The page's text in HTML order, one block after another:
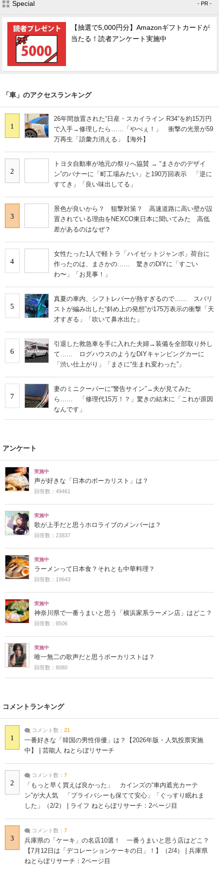
Special - PR -
【抽選で5,000円分】Amazonギフトカードが
当たる！読者アンケート実施中
「車」のアクセスランキング
1
26年間放置された“日産・スカイライン R34”を約15万円
で入手→修理したら……「やべぇ！」 衝撃の光景が59
万再生「語彙力消える」【海外】
2
トヨタ自動車が地元の祭りへ協賛 → “まさかのデザイ
ン”のバナーに「町工場みたい」と190万回表示 「逆に
すてき」「良い味出してる」
3
景色が良いから？ 狙撃対策？ 高速道路に高い壁が設
置されている理由をNEXCO東日本に聞いてみた 高低
差があるのはなぜ？
4
女性たった1人で軽トラ「ハイゼットジャンボ」荷台に
作ったのは、まさかの…… 驚きのDIYに「すごい
わ〜」「お見事！」
5
真夏の車内、シフトレバーが熱すぎるので…… スバリ
ストが編み出した“斜め上の発想”が175万表示の衝撃「天
才すぎる」「吹いて鼻水出た」
6
引退した救急車を手に入れた夫婦→装備を全部取り外し
て…… ログハウスのようなDIYキャンピングカーに
「渋い仕上がり」「まさに“生まれ変わった”」
7
妻のミニクーパーに“警告サイン”→夫が見てみた
ら…… 「修理代15万！？」驚きの結末に「これが原因
なんです」
アンケート
実施中
声が好きな「日本のボーカリスト」は？
回答数：49461
実施中
歌が上手だと思うホロライブのメンバーは？
回答数：23837
実施中
ラーメンって日本食？それとも中華料理？
回答数：19643
実施中
神奈川県で一番うまいと思う「横浜家系ラーメン店」はどこ？
回答数：8506
実施中
唯一無二の歌声だと思うボーカリストは？
回答数：8080
コメントランキング
1
コメント数： 21
一番好きな「韓国の男性俳優」は？【2026年版・人気投票実施
中】 | 芸能人 ねとらぼリサーチ
2
コメント数： 7
「もっと早く買えば良かった」 カインズの“車内遮光カーテ
ン”が大人気 「プライバシーも保てて安心」「ぐっすり眠れま
した」（2/2） | ライフ ねとらぼリサーチ：2ページ目
3
コメント数： 7
兵庫県の「ケーキ」の名店10選！ 一番うまいと思う店はどこ？
【7月12日は「デコレーションケーキの日」！】（2/4） | 兵庫県
ねとらぼリサーチ：2ページ目